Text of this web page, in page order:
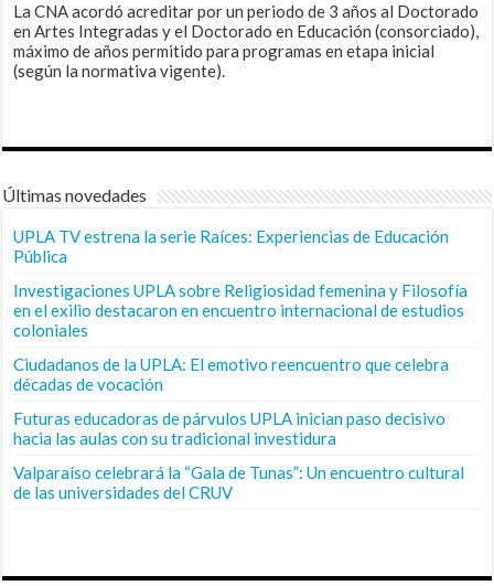
La CNA acordó acreditar por un periodo de 3 años al Doctorado
en Artes Integradas y el Doctorado en Educación (consorciado),
máximo de años permitido para programas en etapa inicial
(según la normativa vigente).
Últimas novedades
UPLA TV estrena la serie Raíces: Experiencias de Educación
Pública
Investigaciones UPLA sobre Religiosidad femenina y Filosofía
en el exilio destacaron en encuentro internacional de estudios
coloniales
Ciudadanos de la UPLA: El emotivo reencuentro que celebra
décadas de vocación
Futuras educadoras de párvulos UPLA inician paso decisivo
hacia las aulas con su tradicional investidura
Valparaíso celebrará la “Gala de Tunas”: Un encuentro cultural
de las universidades del CRUV